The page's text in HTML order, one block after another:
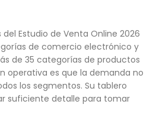
Estudio de Venta Online 2026
de comercio electrónico y
de 35 categorías de productos
operativa es que la demanda no
los segmentos. Su tablero
suficiente detalle para tomar